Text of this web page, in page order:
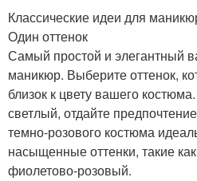
Классические идеи для
Один оттенок
Самый простой и элегантный
маникюр. Выберите оттенок,
близок к цвету вашего
светлый, отдайте
темно-розового костюма
насыщенные оттенки, такие
фиолетово-розовый.